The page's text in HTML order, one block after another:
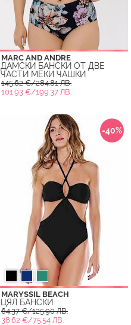
MARC AND ANDRE
ДАМСКИ БАНСКИ ОТ ДВЕ
ЧАСТИ МЕКИ ЧАШКИ
145.62 €/284.81 ЛВ.
101.93 €/199.37 ЛВ.
-40%
MARYSSIL BEACH
ЦЯЛ БАНСКИ
64.37 €/125.90 ЛВ.
38.62 €/75.54 ЛВ.